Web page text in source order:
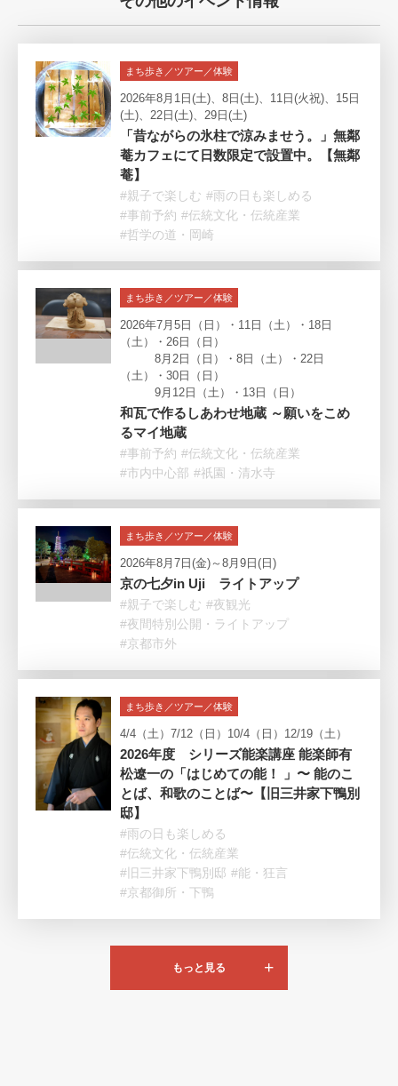
まち歩き／ツアー／体験
2026年8月1日(土)、8日(土)、11日(火祝)、15日
(土)、22日(土)、29日(土)
「昔ながらの氷柱で涼みませう。」無鄰
菴カフェにて日数限定で設置中。【無鄰
菴】
#親子で楽しむ #雨の日も楽しめる
#事前予約 #伝統文化・伝統産業
#哲学の道・岡崎
まち歩き／ツアー／体験
2026年7月5日（日）・11日（土）・18日
（土）・26日（日）
8月2日（日）・8日（土）・22日
（土）・30日（日）
9月12日（土）・13日（日）
和瓦で作るしあわせ地蔵 ～願いをこめ
るマイ地蔵
#事前予約 #伝統文化・伝統産業
#市内中心部 #祇園・清水寺
まち歩き／ツアー／体験
2026年8月7日(金)～8月9日(日)
京の七夕in Uji ライトアップ
#親子で楽しむ #夜観光
#夜間特別公開・ライトアップ
#京都市外
まち歩き／ツアー／体験
4/4（土）7/12（日）10/4（日）12/19（土）
2026年度 シリーズ能楽講座 能楽師有
松遼一の「はじめての能！ 」〜 能のこ
とば、和歌のことば〜【旧三井家下鴨別
邸】
#雨の日も楽しめる
#伝統文化・伝統産業
#旧三井家下鴨別邸 #能・狂言
#京都御所・下鴨
もっと見る